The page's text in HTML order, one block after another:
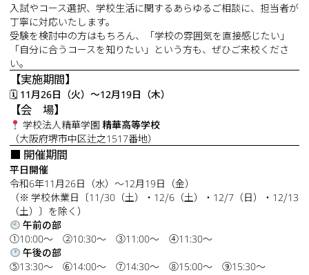
入試やコース選択、学校生活に関するあらゆるご相談に、担当者が
丁寧に対応いたします。
受験を検討中の方はもちろん、「学校の雰囲気を直接感じたい」
「自分に合うコースを知りたい」という方も、ぜひご来校くださ
い。
【実施期間】
🗓 11月26日（火）～12月19日（木）
【会 場】
学校法人精華学園 精華高等学校
（大阪府堺市中区辻之1517番地）
■ 開催期間
平日開催
令和6年11月26日（水）～12月19日（金）
（※ 学校休業日〔11/30（土）・12/6（土）・12/7（日）・12/13
（土）〕を除く）
午前の部
①10:00～ ②10:30～ ③11:00～ ④11:30～
午後の部
⑤13:30～ ⑥14:00～ ⑦14:30～ ⑧15:00～ ⑨15:30～